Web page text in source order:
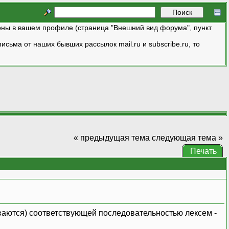
в вашем профиле (страница "Внешний вид форума", пункт
от наших бывших рассылок mail.ru и subscribe.ru, то
« предыдущая тема следующая тема »
Печать
соответствующей последовательностью лексем -